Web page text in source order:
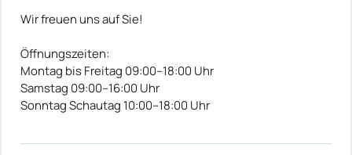
Wir freuen uns auf Sie!
Öffnungszeiten:
Montag bis Freitag 09:00–18:00 Uhr
Samstag 09:00–16:00 Uhr
Sonntag Schautag 10:00–18:00 Uhr